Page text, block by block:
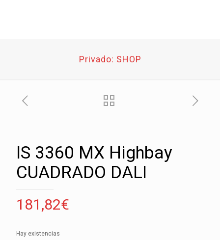
Privado: SHOP
IS 3360 MX Highbay
CUADRADO DALI
181,82€
Hay existencias